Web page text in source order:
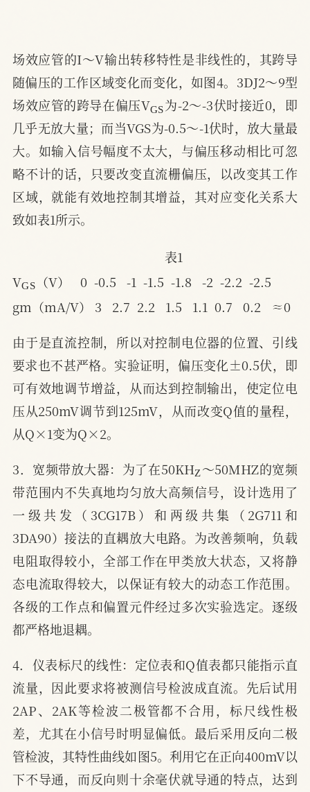
场效应管的I～V输出转移特性是非线性的，其跨导
随偏压的工作区域变化而变化，如图4。3DJ2～9型
场效应管的跨导在偏压VGS为-2～-3伏时接近0，即
几乎无放大量；而当VGS为-0.5～-1伏时，放大量最
大。如输入信号幅度不太大，与偏压移动相比可忽
略不计的话，只要改变直流栅偏压，以改变其工作
区域，就能有效地控制其增益，其对应变化关系大
致如表1所示。
表1
V
（V）   0  -0.5   -1  -1.5  -1.8   -2  -2.2  -2.5
gm（mA/V） 3   2.7  2.2   1.5   1.1  0.7   0.2   ≈0
由于是直流控制，所以对控制电位器的位置、引线
要求也不甚严格。实验证明，偏压变化±0.5伏，即
可有效地调节增益，从而达到控制输出，使定位电
压从250mV调节到125mV，从而改变Q值的量程，
从Q×1变为Q×2。
3．宽频带放大器：为了在50KH ～50MHZ的宽频
带范围内不失真地均匀放大高频信号，设计选用了
一级共发（3CG17B）和两级共集（2G711和
3DA90）接法的直耦放大电路。为改善频响，负载
电阻取得较小，全部工作在甲类放大状态，又将静
态电流取得较大，以保证有较大的动态工作范围。
各级的工作点和偏置元件经过多次实验选定。逐级
都严格地退耦。
4．仪表标尺的线性：定位表和Q值表都只能指示直
流量，因此要求将被测信号检波成直流。先后试用
2AP、2AK等检波二极管都不合用，标尺线性极
差，尤其在小信号时明显偏低。最后采用反向二极
管检波，其特性曲线如图5。利用它在正向400mV以
下不导通，而反向则十余毫伏就导通的特点，达到